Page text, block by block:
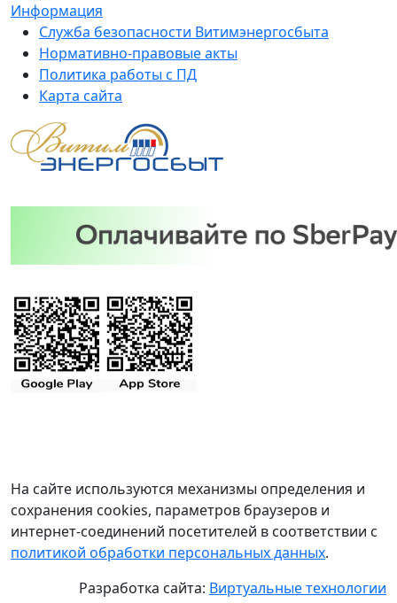
Информация
Служба безопасности Витимэнергосбыта
Нормативно-правовые акты
Политика работы с ПД
Карта сайта
На сайте используются механизмы определения и
сохранения cookies, параметров браузеров и
интернет-соединений посетителей в соответствии с
политикой обработки персональных данных.
Разработка сайта: Виртуальные технологии